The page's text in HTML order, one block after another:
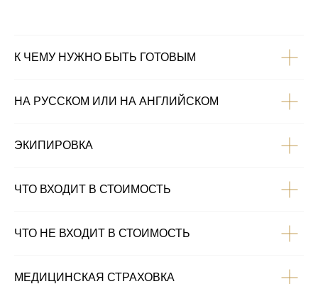
К ЧЕМУ НУЖНО БЫТЬ ГОТОВЫМ
НА РУССКОМ ИЛИ НА АНГЛИЙСКОМ
ЭКИПИРОВКА
ЧТО ВХОДИТ В СТОИМОСТЬ
ЧТО НЕ ВХОДИТ В СТОИМОСТЬ
МЕДИЦИНСКАЯ СТРАХОВКА